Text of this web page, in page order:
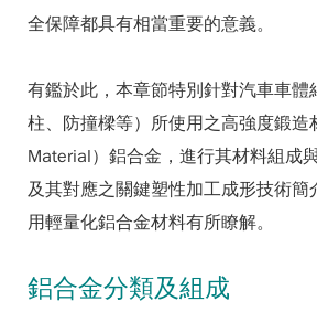
全保障都具有相當重要的意義。
有鑑於此，本章節特別針對汽車車體
柱、防撞樑等）所使用之高強度鍛造
Material）鋁合金，進行其材料組成
及其對應之關鍵塑性加工成形技術簡
用輕量化鋁合金材料有所瞭解。
鋁合金分類及組成